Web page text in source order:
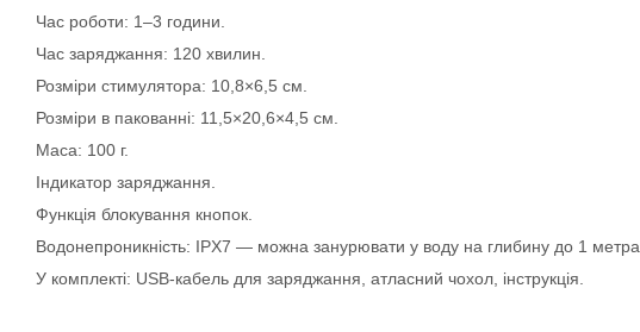
Час роботи: 1–3 години.
Час заряджання: 120 хвилин.
Розміри стимулятора: 10,8×6,5 см.
Розміри в пакованні: 11,5×20,6×4,5 см.
Маса: 100 г.
Індикатор заряджання.
Функція блокування кнопок.
Водонепроникність: IPX7 — можна занурювати у воду на глибину до 1 метра.
У комплекті: USB-кабель для заряджання, атласний чохол, інструкція.